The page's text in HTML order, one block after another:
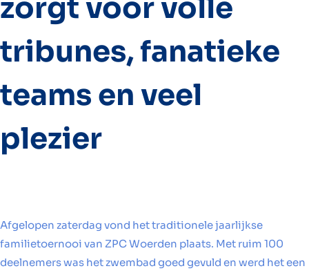
zorgt voor volle
tribunes, fanatieke
teams en veel
plezier
Afgelopen zaterdag vond het traditionele jaarlijkse
familietoernooi van ZPC Woerden plaats. Met ruim 100
deelnemers was het zwembad goed gevuld en werd het een